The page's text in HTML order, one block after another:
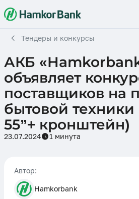
Тендеры и конкурсы
АКБ
объявляет
поставщиков на
бытовой техники
55”+ кронштейн)
23.07.2024 1 минута
Автор:
Hamkorbank